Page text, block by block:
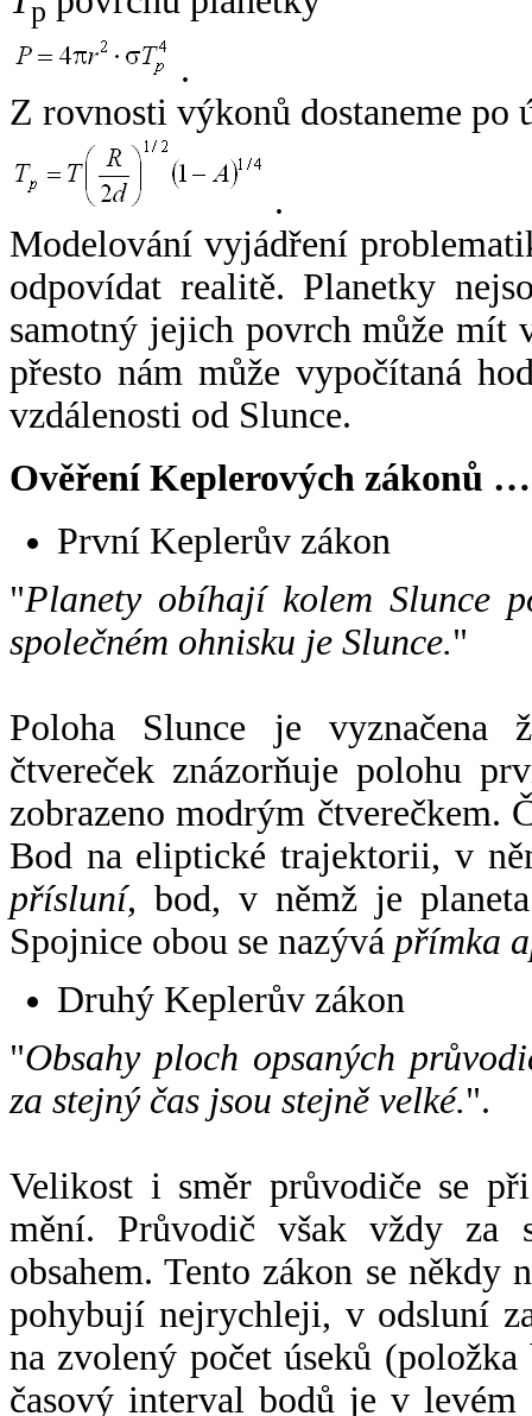
p
.
Z rovnosti výkonů dostaneme po
.
Modelování vyjádření
odpovídat realitě. Planetky
samotný jejich povrch může mít
přesto nám může vypočítaná
vzdálenosti od Slunce.
Ověření Keplerových zákonů …
První Keplerův zákon
"Planety obíhají kolem Slunce
společném ohnisku je Slunce."
Poloha Slunce je vyznačena
čtvereček znázorňuje polohu
zobrazeno modrým čtverečkem.
Bod na eliptické trajektorii, v
přísluní, bod, v němž je
Spojnice obou se nazývá přímka
Druhý Keplerův zákon
"Obsahy ploch opsaných
za stejný čas jsou stejně velké.".
Velikost i směr průvodiče se
mění. Průvodič však vždy za
obsahem. Tento zákon se někdy
pohybují nejrychleji, v odsluní
na zvolený počet úseků
časový interval bodů je v